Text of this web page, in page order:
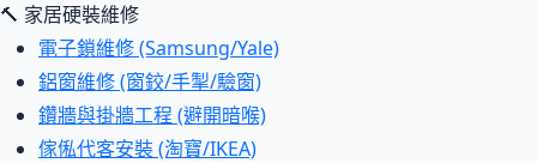
🔨 家居硬裝維修
電子鎖維修 (Samsung/Yale)
鋁窗維修 (窗鉸/手掣/驗窗)
鑽牆與掛牆工程 (避開暗喉)
傢俬代客安裝 (淘寶/IKEA)